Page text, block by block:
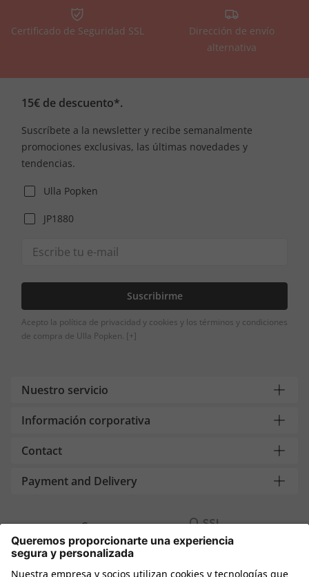
Certificado de Seguridad SSL
Dirección de envío
alternativa
15€ de descuento*.
Suscríbete a la newsletter y recibe semanalmente
promociones exclusivas, las últimas novedades y
tendencias.
Ulla Popken
JP1880
Suscribirme
Acepto la política de privacidad y cookies y los términos y condiciones
de compra de Ulla Popken. [+]
Nuestro servicio
Información corporativa
Contact
Payment and Delivery
Compra segura con